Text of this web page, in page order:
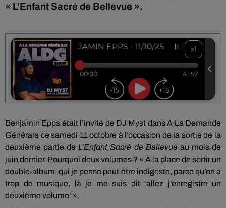
« L’Enfant Sacré de Bellevue ».
Benjamin Epps était l’invité de DJ Myst dans À La Demande
Générale ce samedi 11 octobre à l’occasion de la sortie de la
deuxième partie de L’Enfant Sacré de Bellevueau mois de
juin dernier. Pourquoi deux volumes ? « À la place de sortir un
double-album, qui je pense peut être indigeste, parce qu’on a
trop de musique, là je me suis dit ‘allez j’enregistre un
deuxième volume’ ».